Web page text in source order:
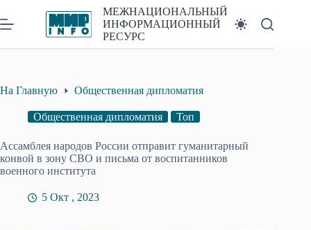
к
сути
МЕЖНАЦИОНАЛЬНЫЙ
ИНФОРМАЦИОННЫЙ
РЕСУРС
На Главную Общественная дипломатия
Общественная дипломатия Топ
Ассамблея народов России отправит гуманитарный
конвой в зону СВО и письма от воспитанников
военного института
5 Окт , 2023